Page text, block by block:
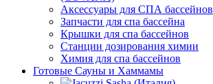
Аксессуары для СПА бассейнов
Запчасти для спа бассейна
Крышки для спа бассейнов
Станции дозирования химии
Химия для спа бассейнов
Готовые Сауны и Хаммамы